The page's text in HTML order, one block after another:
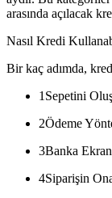
arasında açılacak
Nasıl Kredi
Bir kaç adımda,
1 Sepetini
2Ödeme
3Banka
4Siparişin